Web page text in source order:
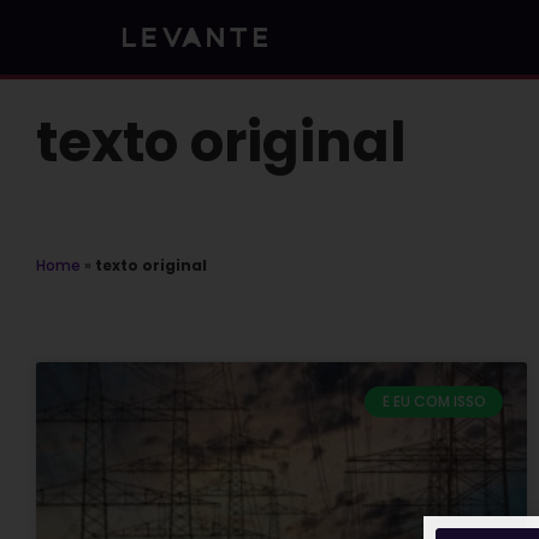
texto original
Home » texto original
E EU COM ISSO